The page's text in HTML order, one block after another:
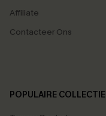
Affiliate
Contacteer Ons
POPULAIRE COLLECTIE